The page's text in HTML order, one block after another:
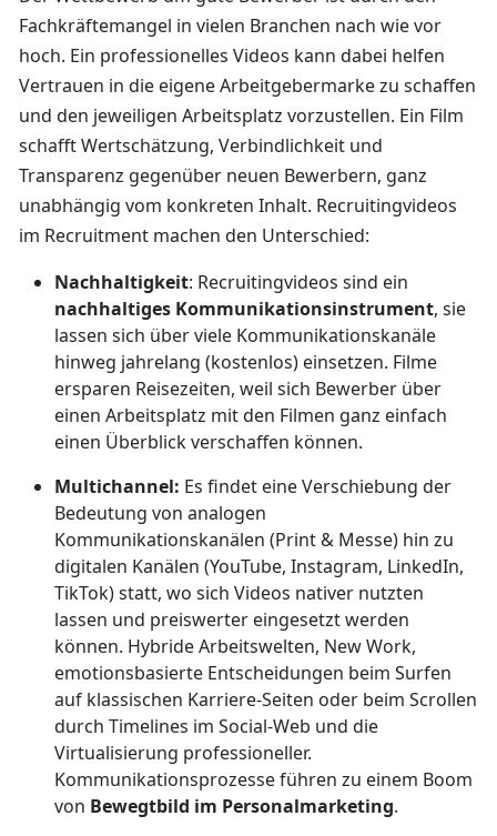
Fachkräftemangel in vielen Branchen nach wie vor
hoch. Ein professionelles Videos kann dabei helfen
Vertrauen in die eigene Arbeitgebermarke zu schaffen
und den jeweiligen Arbeitsplatz vorzustellen. Ein Film
schafft Wertschätzung, Verbindlichkeit und
Transparenz gegenüber neuen Bewerbern, ganz
unabhängig vom konkreten Inhalt. Recruitingvideos
im Recruitment machen den Unterschied:
Nachhaltigkeit: Recruitingvideos sind ein
nachhaltiges Kommunikationsinstrument, sie
lassen sich über viele Kommunikationskanäle
hinweg jahrelang (kostenlos) einsetzen. Filme
ersparen Reisezeiten, weil sich Bewerber über
einen Arbeitsplatz mit den Filmen ganz einfach
einen Überblick verschaffen können.
Multichannel: Es findet eine Verschiebung der
Bedeutung von analogen
Kommunikationskanälen (Print & Messe) hin zu
digitalen Kanälen (YouTube, Instagram, LinkedIn,
TikTok) statt, wo sich Videos nativer nutzten
lassen und preiswerter eingesetzt werden
können. Hybride Arbeitswelten, New Work,
emotionsbasierte Entscheidungen beim Surfen
auf klassischen Karriere-Seiten oder beim Scrollen
durch Timelines im Social-Web und die
Virtualisierung professioneller.
Kommunikationsprozesse führen zu einem Boom
von Bewegtbild im Personalmarketing.